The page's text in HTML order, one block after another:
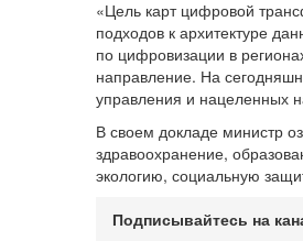
«Цель карт цифровой
подходов к архитектуре
по цифровизации в
направление. На
управления и нацеленных
В своем докладе министр
здравоохранение,
экологию, социальную
Подписывайтесь на